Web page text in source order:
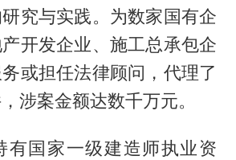
究与实践。为数家国有企
开发企业、施工总承包企
或担任法律顾问，代理了
涉案金额达数千万元。
有国家一级建造师执业资